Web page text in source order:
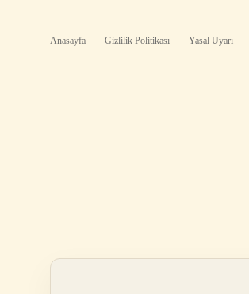
Anasayfa Gizlilik Politikası Yasal Uyarı